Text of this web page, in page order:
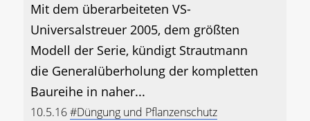
Mit dem überarbeiteten VS-
Universalstreuer 2005, dem größten
Modell der Serie, kündigt Strautmann
die Generalüberholung der kompletten
Baureihe in naher...
10.5.16#Düngung und Pflanzenschutz